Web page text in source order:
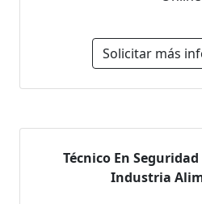
Solicitar más
Técnico En
Industria